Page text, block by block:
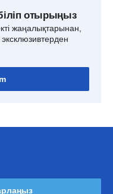
отырыңыз
жаңалықтарынан,